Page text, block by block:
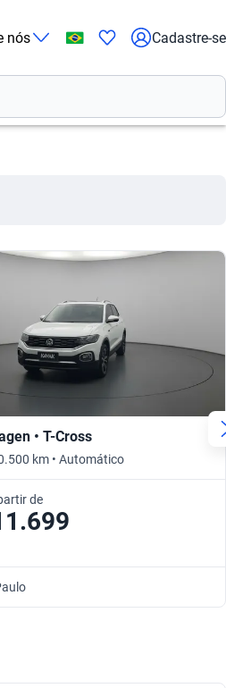
nós Cadastre-se
• T-Cross
km • Automático
de